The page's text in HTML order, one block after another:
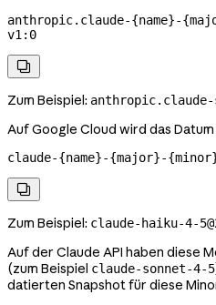
anthropic.claude-{name}-
v1:0

Zum Beispiel: anthropic.claude-
Auf Google Cloud wird das
claude-{name}-{major}-

Zum Beispiel: claude-haiku-4-
Auf der Claude API haben diese
(zum Beispiel claude-sonnet-4-5
datierten Snapshot für diese